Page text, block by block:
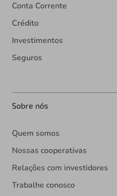
Conta Corrente
Crédito
Investimentos
Seguros
Sobre nós
Quem somos
Nossas cooperativas
Relações com investidores
Trabalhe conosco